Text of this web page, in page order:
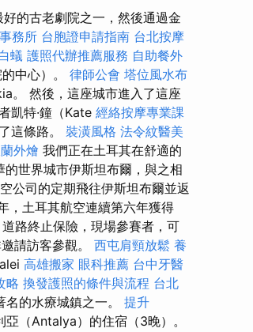
的古老劇院之一，然後通過金
務所 台胞證申請指南 台北按摩
蟻 護照代辦推薦服務 自助餐外
中心）。 律師公會 塔位風水布
。 然後，這座城市進入了這座
凱特·鐘（Kate 經絡按摩專業課
這條路。 裝潢風格 法令紋醫美
外燴 我們正在土耳其在舒適的
的世界城市伊斯坦布爾，與之相
公司的定期飛往伊斯坦布爾並返
，土耳其航空連續第六年獲得
路終止保險，現場參賽者，可
請訪客參觀。 西屯肩頸放鬆 養
高雄搬家 眼科推薦 台中牙醫
略 換發護照的條件與流程 台北
的水療城鎮之一。 提升
（Antalya）的住宿（3晚）。